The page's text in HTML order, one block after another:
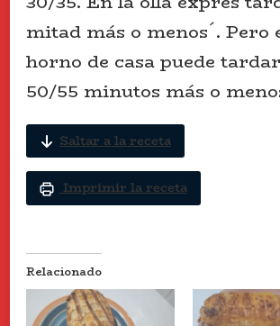
mitad más o menos´. Pero
horno de casa puede
50/55 minutos más o
Saltar a la receta
Imprimir la receta
Relacionado